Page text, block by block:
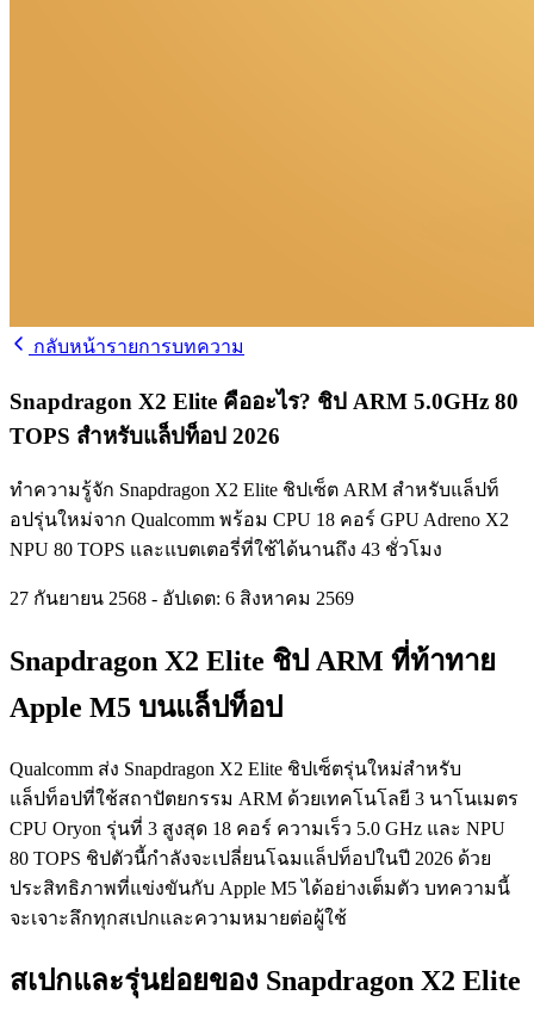
กลับหน้ารายการบทความ
Snapdragon X2 Elite คืออะไร? ชิป ARM 5.0GHz 80
TOPS สำหรับแล็ปท็อป 2026
ทำความรู้จัก Snapdragon X2 Elite ชิปเซ็ต ARM สำหรับแล็ปท็
อปรุ่นใหม่จาก Qualcomm พร้อม CPU 18 คอร์ GPU Adreno X2
NPU 80 TOPS และแบตเตอรี่ที่ใช้ได้นานถึง 43 ชั่วโมง
27 กันยายน 2568 - อัปเดต: 6 สิงหาคม 2569
Snapdragon X2 Elite ชิป ARM ที่ท้าทาย
Apple M5 บนแล็ปท็อป
Qualcomm ส่ง Snapdragon X2 Elite ชิปเซ็ตรุ่นใหม่สำหรับ
แล็ปท็อปที่ใช้สถาปัตยกรรม ARM ด้วยเทคโนโลยี 3 นาโนเมตร
CPU Oryon รุ่นที่ 3 สูงสุด 18 คอร์ ความเร็ว 5.0 GHz และ NPU
80 TOPS ชิปตัวนี้กำลังจะเปลี่ยนโฉมแล็ปท็อปในปี 2026 ด้วย
ประสิทธิภาพที่แข่งขันกับ Apple M5 ได้อย่างเต็มตัว บทความนี้
จะเจาะลึกทุกสเปกและความหมายต่อผู้ใช้
สเปกและรุ่นย่อยของ Snapdragon X2 Elite